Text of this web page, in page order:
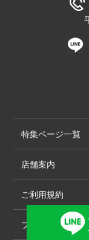
特集ページ一覧
店舗案内
ご利用規約
プライバシーポ